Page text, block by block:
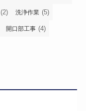
(2) 洗浄作業 (5)
開口部工事 (4)